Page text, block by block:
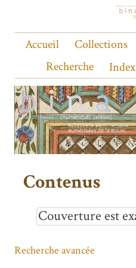
Accueil Collections
Recherche
Index
Contenus
Couverture est
Recherche avancée